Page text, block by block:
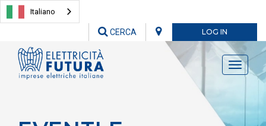
Italiano
LOG IN
CERCA
Toggle